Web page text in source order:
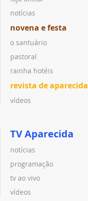
notícias
novena e festa
o santuário
pastoral
rainha hotéis
revista de aparecida
vídeos
TV Aparecida
notícias
programação
tv ao vivo
vídeos